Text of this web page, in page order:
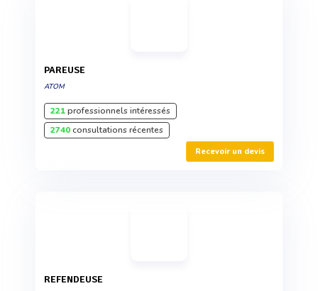
PAREUSE
ATOM
221professionnels intéressés
2740consultations récentes
Recevoir un devis
REFENDEUSE